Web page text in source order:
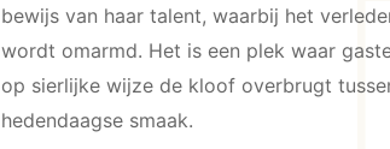
bewijs van haar talent, waarbij het
wordt omarmd. Het is een plek waar
op sierlijke wijze de kloof overbrugt
hedendaagse smaak.